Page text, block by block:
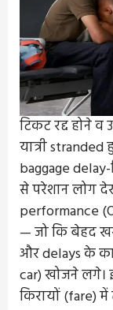
टिकट रद्द होने व
यात्री
baggage
से परेशान लोग
performance
— जो कि बेहद
और delays के
car) खोजने लगे।
किरायों (fare) में